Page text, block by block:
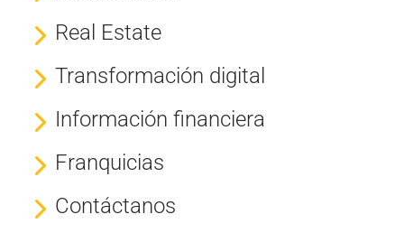
Real Estate
Transformación digital
Información financiera
Franquicias
Contáctanos